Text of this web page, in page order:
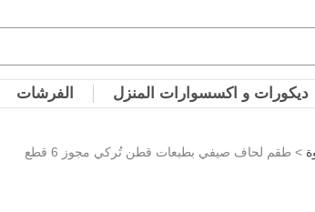
ديكورات و اكسسوارات المنزل الفرشات
> طقم لحاف صيفي بطبعات قطن تُركي مجوز 6 قطع